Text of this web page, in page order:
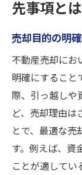
先事項とは
売却目的の明
不動産売却にお
明確にすること
際、引っ越しや
ど、売却理由は
とで、最適な売
す。例えば、資
ことが適してい